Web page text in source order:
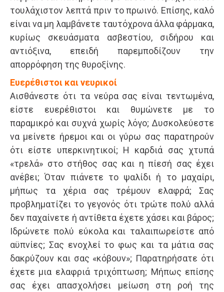
τουλάχιστον λεπτά πριν το πρωινό. Επίσης, καλό
είναι να μη λαμβάνετε ταυτόχρονα άλλα φάρμακα,
κυρίως σκευάσματα ασβεστίου, σιδήρου και
αντιόξινα, επειδή παρεμποδίζουν την
απορρόφηση της θυροξίνης.
Ευερέθιστοι και νευρικοί
Αισθάνεστε ότι τα νεύρα σας είναι τεντωμένα,
είστε ευερέθιστοι και θυμώνετε με το
παραμικρό και συχνά χωρίς λόγο; Δυσκολεύεστε
να μείνετε ήρεμοι και οι γύρω σας παρατηρούν
ότι είστε υπερκινητικοί; Η καρδιά σας χτυπά
«τρελά» στο στήθος σας και η πίεσή σας έχει
ανέβει; Όταν πιάνετε το ψαλίδι ή το μαχαίρι,
μήπως τα χέρια σας τρέμουν ελαφρά; Σας
προβληματίζει το γεγονός ότι τρώτε πολύ αλλά
δεν παχαίνετε ή αντίθετα έχετε χάσει και βάρος;
Ιδρώνετε πολύ εύκολα και ταλαιπωρείστε από
αϋπνίες; Σας ενοχλεί το φως και τα μάτια σας
δακρύζουν και σας «κόβουν»; Παρατηρήσατε ότι
έχετε μια ελαφριά τριχόπτωση; Μήπως επίσης
σας έχει απασχολήσει μείωση στη ροή της